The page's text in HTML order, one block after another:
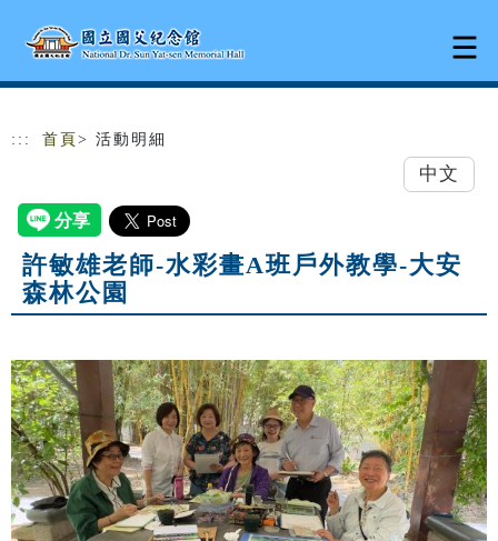
::: 首頁 > 活動明細
中文
許敏雄老師-水彩畫A班戶外教學-大安
森林公園